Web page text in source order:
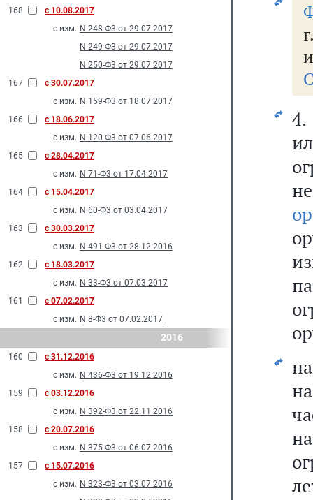
168
с 10.08.2017
с изм. N 248-Ф3 от 29.07.2017
N 249-Ф3 от 29.07.2017
N 250-Ф3 от 29.07.2017
167
с 30.07.2017
с изм. N 159-Ф3 от 18.07.2017
166
с 18.06.2017
с изм. N 120-Ф3 от 07.06.2017
165
с 28.04.2017
с изм. N 71-Ф3 от 17.04.2017
164
с 15.04.2017
с изм. N 60-Ф3 от 03.04.2017
163
с 30.03.2017
с изм. N 491-Ф3 от 28.12.2016
162
с 18.03.2017
с изм. N 33-Ф3 от 07.03.2017
161
с 07.02.2017
с изм. N 8-Ф3 от 07.02.2017
2016
160
с 31.12.2016
с изм. N 436-Ф3 от 19.12.2016
159
с 03.12.2016
с изм. N 392-Ф3 от 22.11.2016
158
с 20.07.2016
с изм. N 375-Ф3 от 06.07.2016
157
с 15.07.2016
с изм. N 323-Ф3 от 03.07.2016
4.